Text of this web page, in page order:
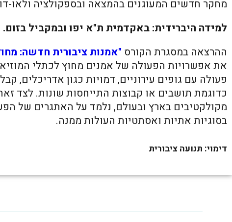
מחקר חדשים המעוגנים בהמצאה ובספקולציה ולאו-
למידה היברידית: באקדמית ת"א יפו ובמקביל בזום.
ההרצאה במסגרת הקורס "אמנות ציבורית חדשה:
את אפשרויות הפעולה של אמנים מחוץ לכתלי
פעולה עם גופים עירוניים, דמויות כגון אדריכלים,
כדוגמת תושבים או קבוצות התייחסות שונות. לצד
מקולקטיבים בארץ ובעולם, נלמד על האתגרים של
בסוגיות אתיות ואסתטיות העולות ממנה.
דימוי: תנועה ציבורית